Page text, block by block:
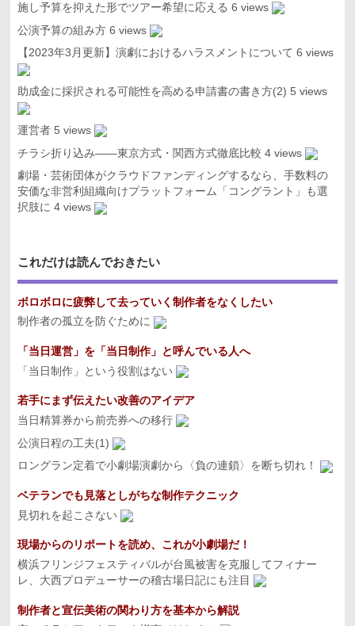
施し予算を抑えた形でツアー希望に応える 6 views
公演予算の組み方 6 views
【2023年3月更新】演劇におけるハラスメントについて 6 views
助成金に採択される可能性を高める申請書の書き方(2) 5 views
運営者 5 views
チラシ折り込み――東京方式・関西方式徹底比較 4 views
劇場・芸術団体がクラウドファンディングするなら、手数料の
安価な非営利組織向けプラットフォーム「コングラント」も選
択肢に 4 views
これだけは読んでおきたい
ボロボロに疲弊して去っていく制作者をなくしたい
制作者の孤立を防ぐために
「当日運営」を「当日制作」と呼んでいる人へ
「当日制作」という役割はない
若手にまず伝えたい改善のアイデア
当日精算券から前売券への移行
公演日程の工夫(1)
ロングラン定着で小劇場演劇から〈負の連鎖〉を断ち切れ！
ベテランでも見落としがちな制作テクニック
見切れを起こさない
現場からのリポートを読め、これが小劇場だ！
横浜フリンジフェスティバルが台風被害を克服してフィナー
レ、大西プロデューサーの稽古場日記にも注目
制作者と宣伝美術の関わり方を基本から解説